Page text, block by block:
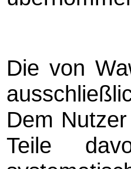
Die von
Dem
Teile